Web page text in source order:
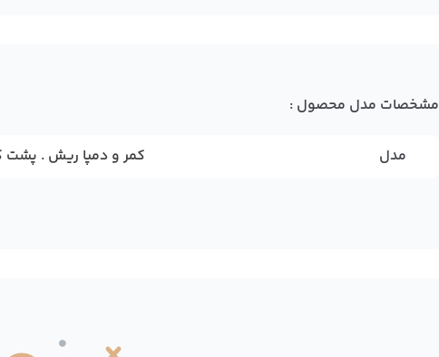
مشخصات مدل محصول :
مدل کمر و دمپا ریش . پشت